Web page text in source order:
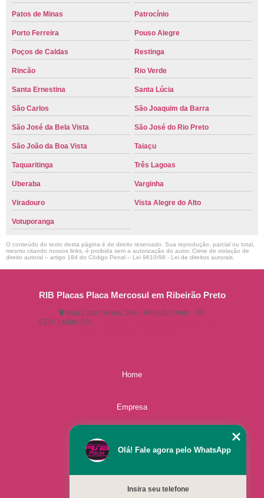
Patos de Minas Patrocínio
Porto Ferreira Pouso Alegre
Poços de Caldas Restinga
Rincão Rio Verde
Santa Ernestina Santa Lúcia
São Carlos São Joaquim da Barra
São José da Bela Vista São José do Rio Preto
São João da Boa Vista Taiaçu
Taquaritinga Três Lagoas
Uberaba Varginha
Viradouro Vista Alegre do Alto
Votuporanga
O conteúdo do texto desta página é de direito reservado. Sua reprodução, parcial ou total,
mesmo citando nossos links, é proibida sem a autorização do autor. Crime de violação de
direito autoral – artigo 184 do Código Penal – Lei 9610/98 - Lei de direitos autorais
RIB Placas Placa Mercosul em Ribeirão Preto
Rua Castro Alves, 244 - Ribeirão Preto - SP
CEP: 14080-370
Home
Empresa
Olá! Fale agora pelo WhatsApp
Insira seu telefone